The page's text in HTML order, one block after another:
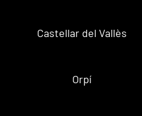
Castellar del Vallès
Orpí